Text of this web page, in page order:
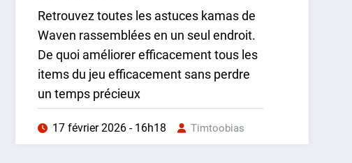
Retrouvez toutes les astuces kamas de
Waven rassemblées en un seul endroit.
De quoi améliorer efficacement tous les
items du jeu efficacement sans perdre
un temps précieux
17 février 2026 - 16h18 Timtoobias